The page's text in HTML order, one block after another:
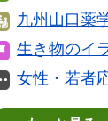
九州山口薬
生き物のイ
女性・若者